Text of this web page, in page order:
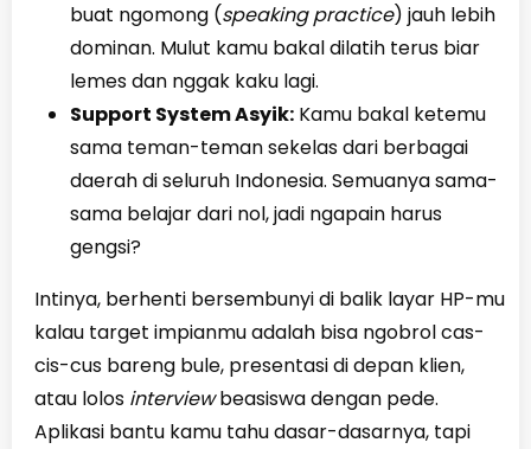
buat ngomong (speaking practice) jauh lebih
dominan. Mulut kamu bakal dilatih terus biar
lemes dan nggak kaku lagi.
Support System Asyik:Kamu bakal ketemu
sama teman-teman sekelas dari berbagai
daerah di seluruh Indonesia. Semuanya sama-
sama belajar dari nol, jadi ngapain harus
gengsi?
Intinya, berhenti bersembunyi di balik layar HP-mu
kalau target impianmu adalah bisa ngobrol cas-
cis-cus bareng bule, presentasi di depan klien,
atau lolos interviewbeasiswa dengan pede.
Aplikasi bantu kamu tahu dasar-dasarnya, tapi